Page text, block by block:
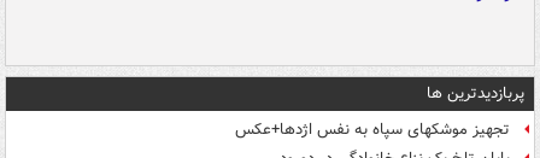
پربازدیدترین ها
تجهیز موشکهای سپاه به نفس اژدها+عکس